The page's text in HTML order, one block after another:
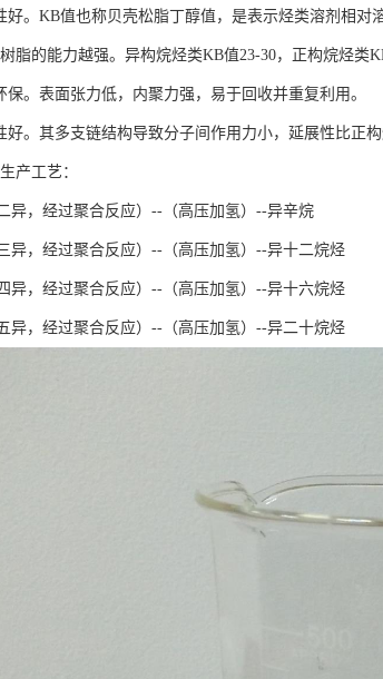
好。KB值也称贝壳松脂丁醇值，是表示烃类溶剂相
脂的能力越强。异构烷烃类KB值23-30，正构烷烃类
保。表面张力低，内聚力强，易于回收并重复利用。
好。其多支链结构导致分子间作用力小，延展性比正构
产工艺：
异，经过聚合反应）--（高压加氢）--异辛烷
异，经过聚合反应）--（高压加氢）--异十二烷烃
异，经过聚合反应）--（高压加氢）--异十六烷烃
异，经过聚合反应）--（高压加氢）--异二十烷烃